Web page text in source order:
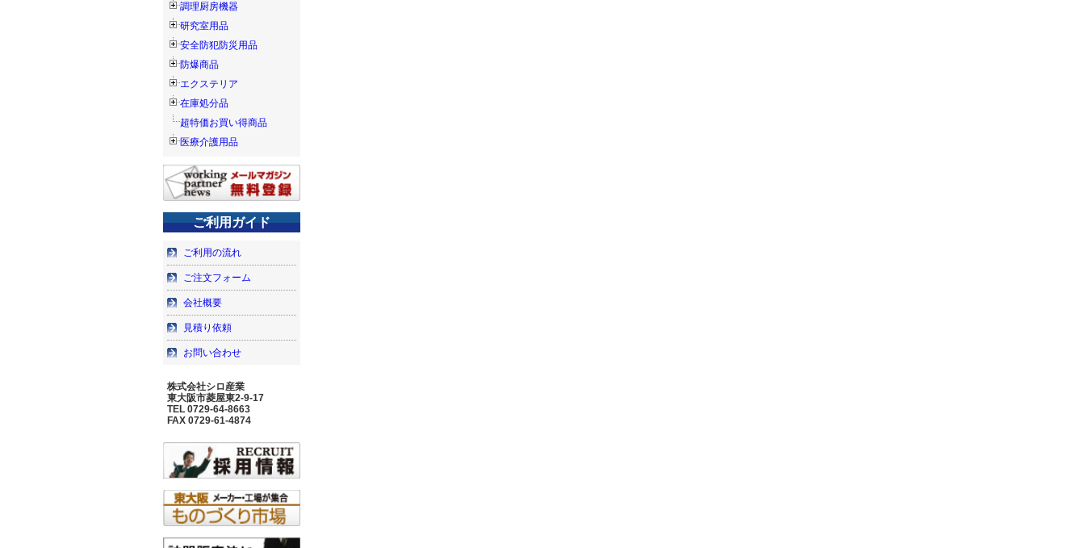
調理厨房機器
研究室用品
安全防犯防災用品
防爆商品
エクステリア
在庫処分品
超特価お買い得商品
医療介護用品
ご利用ガイド
ご利用の流れ
ご注文フォーム
会社概要
見積り依頼
お問い合わせ
株式会社シロ産業
東大阪市菱屋東2-9-17
TEL 0729-64-8663
FAX 0729-61-4874